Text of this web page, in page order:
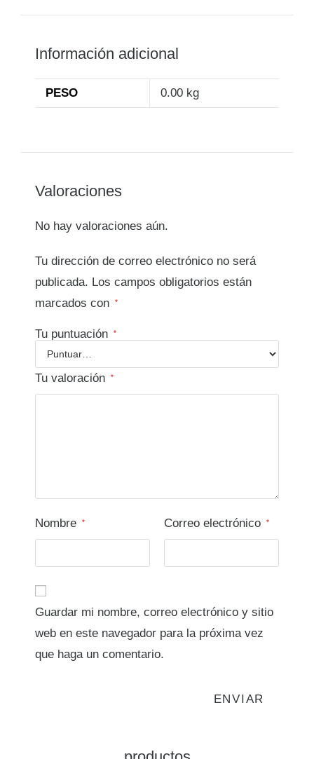
Información adicional
PESO 0.00 kg
Valoraciones
No hay valoraciones aún.
Tu dirección de correo electrónico no será
publicada. Los campos obligatorios están
marcados con
*
Tu puntuación *
Tu valoración *
Nombre * Correo electrónico *
Guardar mi nombre, correo electrónico y sitio
web en este navegador para la próxima vez
que haga un comentario.